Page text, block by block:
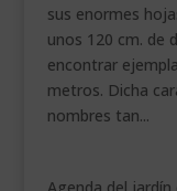
sus enormes
unos 120 cm. de
encontrar
metros. Dicha
nombres tan...